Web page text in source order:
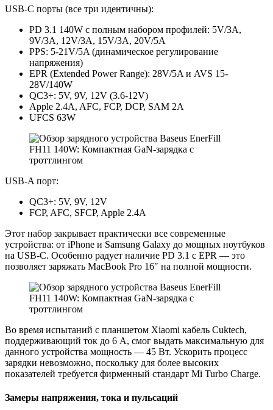
USB-C порты (все три идентичны):
PD 3.1 140W с полным набором профилей: 5V/3A,
9V/3A, 12V/3A, 15V/3A, 20V/5A
PPS: 5-21V/5A (динамическое регулирование
напряжения)
EPR (Extended Power Range): 28V/5A и AVS 15-
28V/140W
QC3+: 5V, 9V, 12V (3.6-12V)
Аpple 2.4A, AFC, FCP, DCP, SAM 2A
UFCS 63W
USB-A порт:
QC3+: 5V, 9V, 12V
FCP, AFC, SFCP, Apple 2.4A
Этот набор закрывает практически все сoвременные
устрoйства: от iPhone и Samsung Galaxy до мощных ноутбуков
на USB-С. Особенно радует наличие PD 3.1 с EPR — это
позволяет заряжать MacBook Pro 16″ на полной мощности.
Во время испытаний с планшетом Xiaomi кабель Cuktech,
поддерживающий ток до 6 А, смог выдать максимальную для
данного устройства мощность — 45 Вт. Ускорить процесс
зарядки невозможно, поскольку для более высоких
показателей требуется фирменный стандарт Mi Turbo Charge.
Замеры напряжения, тока и пульсаций